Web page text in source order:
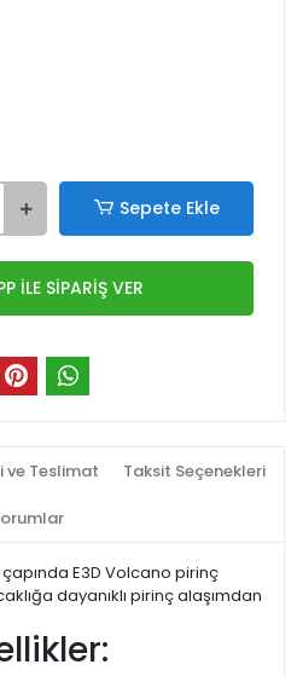
Sepete Ekle
İLE SİPARİŞ VER
ve Teslimat Taksit Seçenekleri
çapında E3D Volcano pirinç
dayanıklı pirinç alaşımdan